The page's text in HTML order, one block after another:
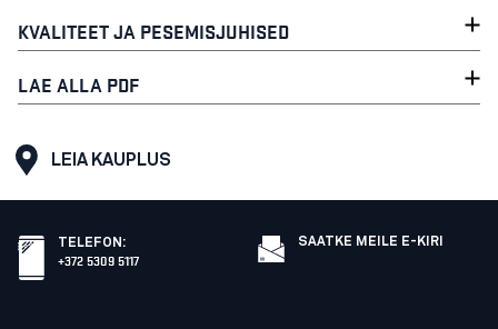
KVALITEET JA PESEMISJUHISED
LAE ALLA PDF
LEIA KAUPLUS
TELEFON :
+372 5309 5117
SAATKE MEILE E-KIRI